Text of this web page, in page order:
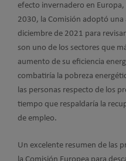
efecto invernadero en
2030, la Comisión adoptó
diciembre de 2021 para
son uno de los sectores que
aumento de su eficiencia
combatiría la pobreza
las personas respecto de los
tiempo que respaldaría la
de empleo.
Un excelente resumen de las